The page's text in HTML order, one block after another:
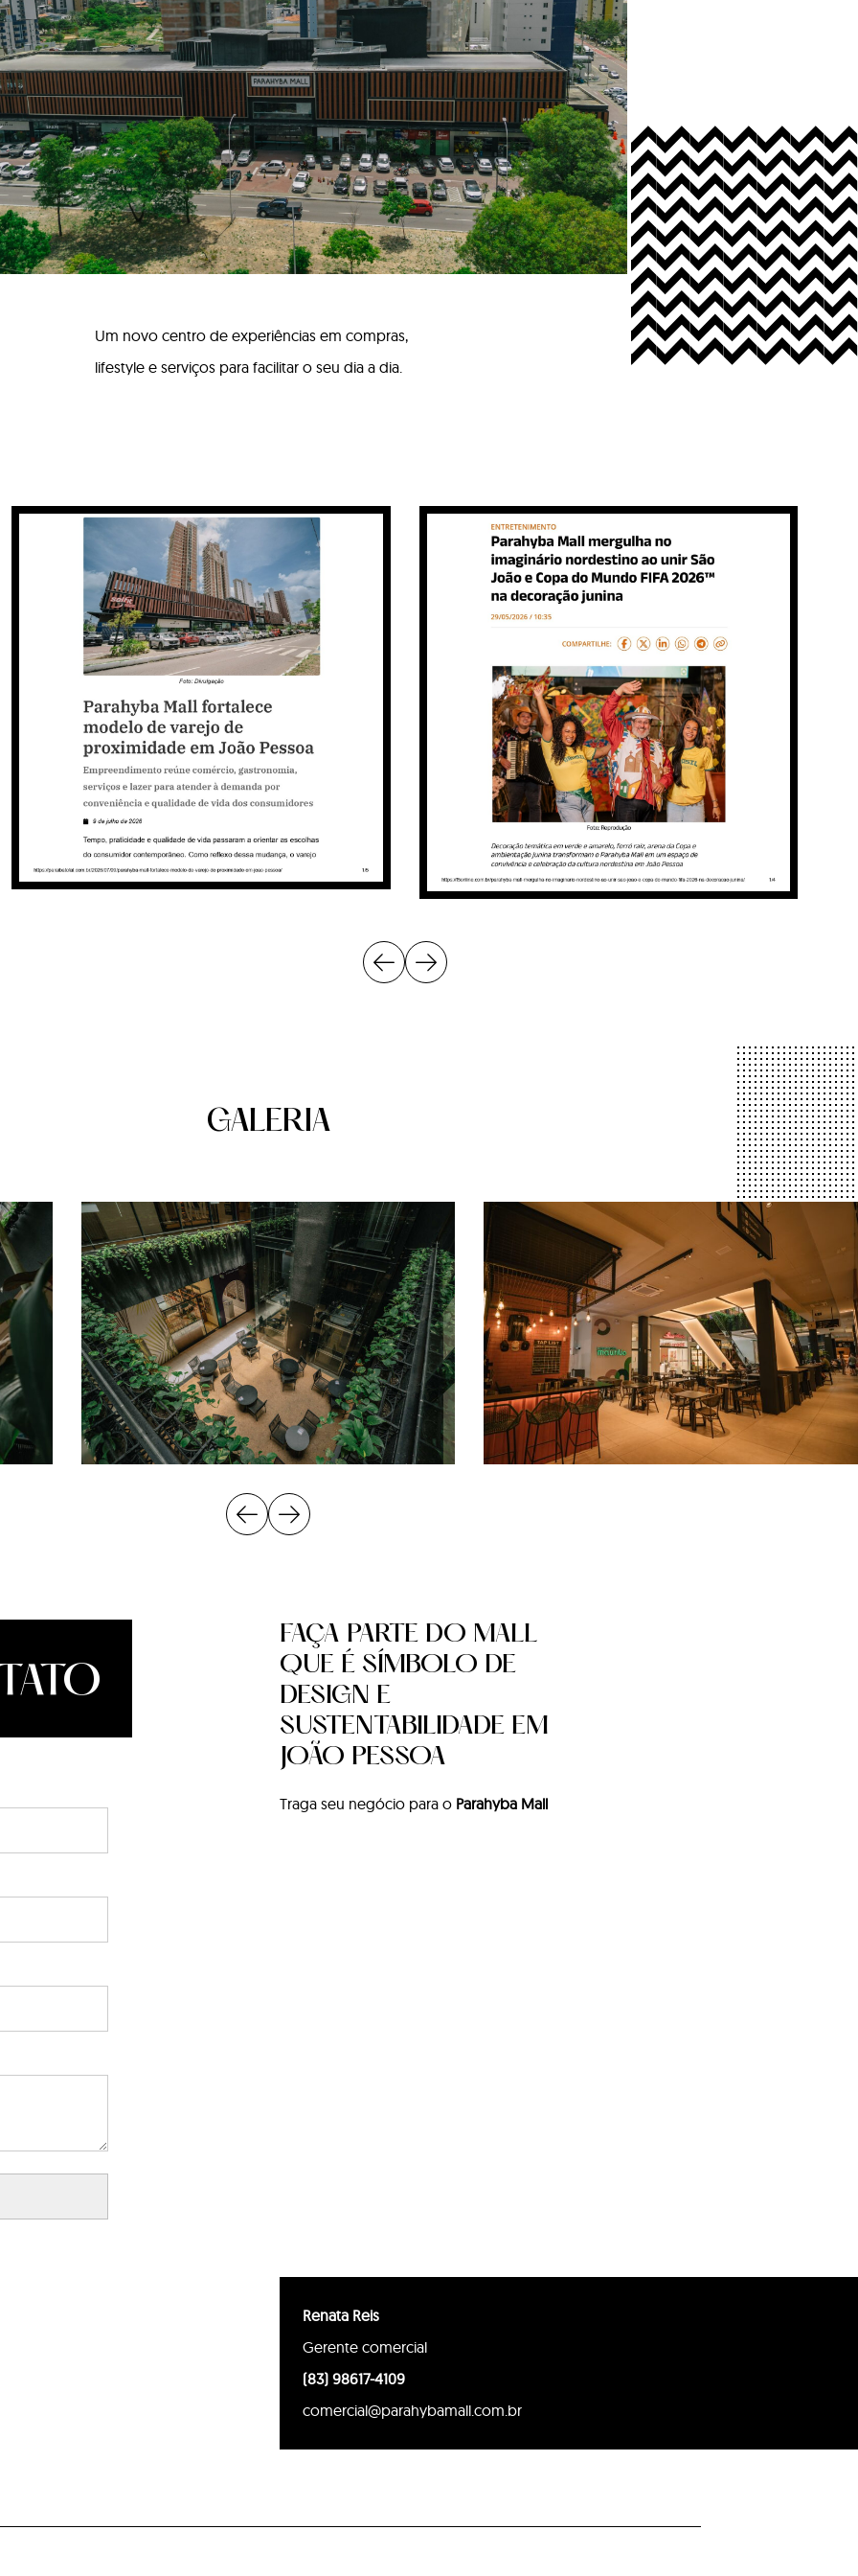
Um novo centro de experiências em compras,
lifestyle e serviços para facilitar o seu dia a dia.
GALERIA
FAÇA PARTE DO MALL
QUE É SÍMBOLO DE
DESIGN E
SUSTENTABILIDADE EM
JOÃO PESSOA
Traga seu negócio para o Parahyba Mall
Renata Reis
Gerente comercial
(83) 98617-4109
comercial@parahybamall.com.br